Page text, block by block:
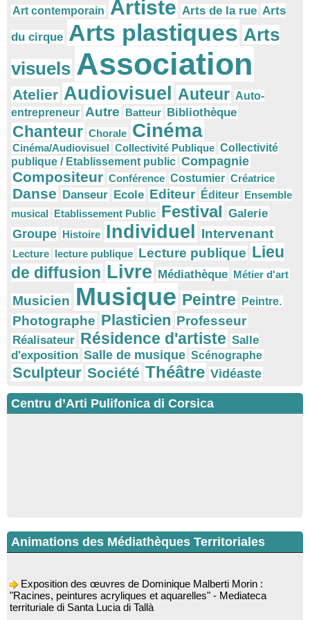
Art contemporain Artiste Arts de la rue Arts
du cirque Arts plastiques Arts
visuels Association
Atelier Audiovisuel Auteur Auto-
entrepreneur Autre Batteur Bibliothèque
Chanteur Chorale Cinéma
Cinéma/Audiovisuel Collectivité Publique Collectivité
publique / Etablissement public Compagnie
Compositeur Conférence Costumier Créatrice
Danse Danseur Ecole Editeur Éditeur Ensemble
musical Etablissement Public Festival Galerie
Groupe Histoire Individuel Intervenant
Lecture lecture publique Lecture publique Lieu
de diffusion Livre Médiathèque Métier d'art
Musicien Musique Peintre Peintre.
Photographe Plasticien Professeur
Réalisateur Résidence d'artiste Salle
d'exposition Salle de musique Scénographe
Sculpteur Société Théâtre Vidéaste
Centru d’Arti Pulifonica di Corsica
Animations des Médiathèques Territoriales
"Racines, peintures acryliques et aquarelles" - Mediateca
territuriale di Santa Lucia di Tallà
Animation : "Petits lecteurs" - Médiathèque - Pitretu è